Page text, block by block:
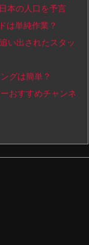
本の人口を予言
は単純作業？
い出されたスタッ
グは簡単？
おすすめチャンネ